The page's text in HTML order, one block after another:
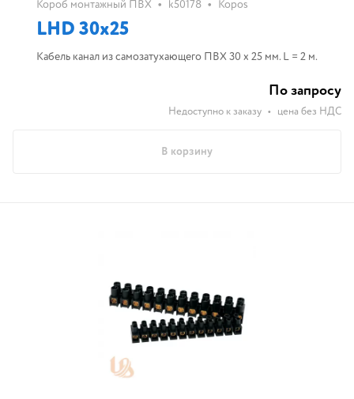
Короб монтажный ПВХ • k50178 • Kopos
LHD 30х25
Кабель канал из самозатухающего ПВХ 30 х 25 мм. L = 2 м.
По запросу
Недоступно к заказу • цена без НДС
В корзину